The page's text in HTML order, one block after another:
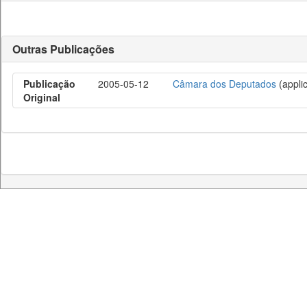
Outras Publicações
Publicação
Original
2005-05-12 Câmara dos Deputados